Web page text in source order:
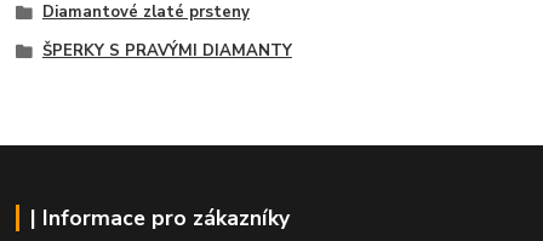
Diamantové zlaté prsteny
ŠPERKY S PRAVÝMI DIAMANTY
| Informace pro zákazníky